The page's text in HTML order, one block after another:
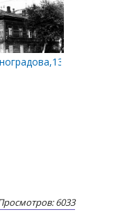
Бывший
6033